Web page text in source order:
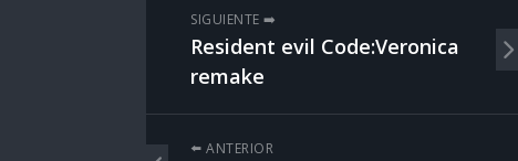
SIGUIENTE ➡️
Resident evil Code:Veronica
remake
⬅️ ANTERIOR